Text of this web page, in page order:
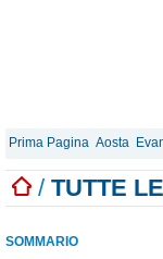
Prima Pagina Aosta
/ TUTTE
SOMMARIO